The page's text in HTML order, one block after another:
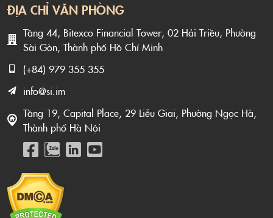
ĐỊA CHỈ VĂN PHÒNG
Tầng 44, Bitexco Financial Tower, 02 Hải Triều, Phường
Sài Gòn, Thành phố Hồ Chí Minh
(+84) 979 355 355
info@si.im
Tầng 19, Capital Place, 29 Liễu Giai, Phường Ngọc Hà,
Thành phố Hà Nội